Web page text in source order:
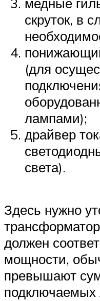
скруток, в
(для
лампами);
драйвер
света).
Здесь нужно
должен
мощности,
превышают
подключаемых